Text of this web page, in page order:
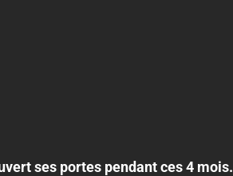
ses portes pendant ces 4 mois.